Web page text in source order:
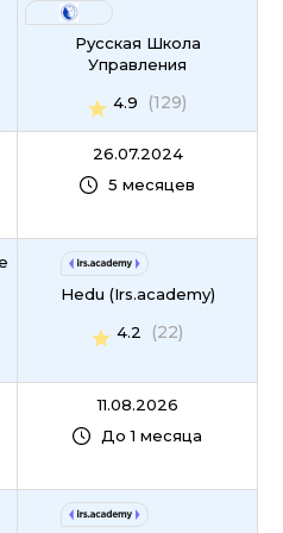
Русская Школа
Управления
4.9
(129)
26.07.2024
5 месяцев
Hedu (Irs.academy)
4.2
(22)
11.08.2026
До 1 месяца